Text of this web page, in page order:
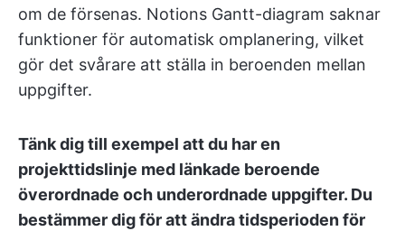
om de försenas. Notions Gantt-diagram saknar
funktioner för automatisk omplanering, vilket
gör det svårare att ställa in beroenden mellan
uppgifter.
Tänk dig till exempel att du har en
projekttidslinje med länkade beroende
överordnade och underordnade uppgifter. Du
bestämmer dig för att ändra tidsperioden för